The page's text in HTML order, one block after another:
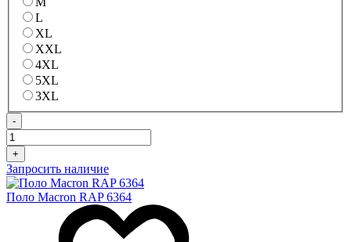
L
XL
XXL
4XL
5XL
3XL
-
+
Запросить наличие
Поло Macron RAP 6364